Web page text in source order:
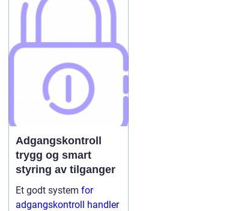
den som sällan har
kännas både ...
Adgangskontroll
trygg og smart
styring av tilganger
Et godt system for
adgangskontroll handler